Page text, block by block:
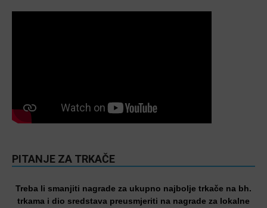
PITANJE ZA TRKAČE
Treba li smanjiti nagrade za ukupno najbolje trkače na bh.
trkama i dio sredstava preusmjeriti na nagrade za lokalne